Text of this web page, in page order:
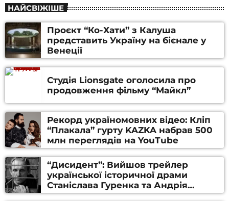
НАЙСВІЖІШЕ
Проєкт “Ко-Хати” з Калуша
представить Україну на бієнале у
Венеції
Студія Lionsgate оголосила про
продовження фільму “Майкл”
Рекорд україномовних відео: Кліп
“Плакала” гурту KAZKA набрав 500
млн переглядів на YouTube
“Дисидент”: Вийшов трейлер
української історичної драми
Станіслава Гуренка та Андрія
Алфьорова (ВІДЕО)